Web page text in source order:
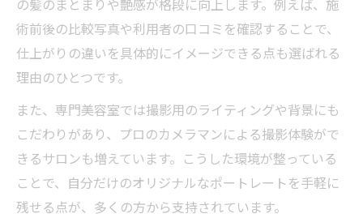
の髪のまとまりや艶感が格段に向上します。例えば、施
術前後の比較写真や利用者の口コミを確認することで、
仕上がりの違いを具体的にイメージできる点も選ばれる
理由のひとつです。
また、専門美容室では撮影用のライティングや背景にも
こだわりがあり、プロのカメラマンによる撮影体験がで
きるサロンも増えています。こうした環境が整っている
ことで、自分だけのオリジナルなポートレートを手軽に
残せる点が、多くの方から支持されています。